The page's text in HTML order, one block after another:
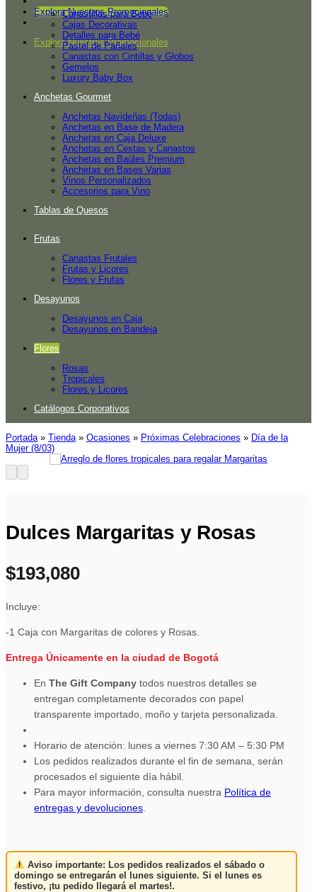
Explora Nuestros Promocionales
Explora Nuestros Promocionales
Canastillas para Bebé
Cajas Decorativas
Detalles para Bebé
Pastel de Pañales
Canastas con Cintillas y Globos
Gemelos
Luxury Baby Box
Anchetas Gourmet
Anchetas Navideñas (Todas)
Anchetas en Base de Madera
Anchetas en Caja Deluxe
Anchetas en Cestas y Canastos
Anchetas en Baúles Premium
Anchetas en Bases Varias
Vinos Personalizados
Accesorios para Vino
Tablas de Quesos
Frutas
Canastas Frutales
Frutas y Licores
Flores y Frutas
Desayunos
Desayunos en Caja
Desayunos en Bandeja
Flores
Rosas
Tropicales
Flores y Licores
Catálogos Corporativos
Portada » Tienda » Ocasiones » Próximas Celebraciones » Día de la
Mujer (8/03)
Dulces Margaritas y Rosas
$193,080
Incluye:
-1 Caja con Margaritas de colores y Rosas.
Entrega Únicamente en la ciudad de Bogotá
En The Gift Company todos nuestros detalles se
entregan completamente decorados con papel
transparente importado, moño y tarjeta personalizada.
Horario de atención: lunes a viernes 7:30 AM – 5:30 PM
Los pedidos realizados durante el fin de semana, serán
procesados el siguiente día hábil.
Para mayor información, consulta nuestra Política de
entregas y devoluciones
Aviso importante: Los pedidos realizados el sábado o
domingo se entregarán el lunes siguiente. Si el lunes es
festivo, ¡tu pedido llegará el martes!.